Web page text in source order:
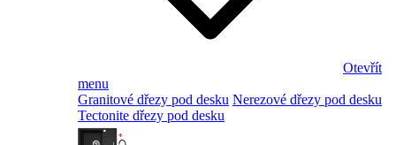
Otevřít
menu
Granitové dřezy pod desku Nerezové dřezy pod desku
Tectonite dřezy pod desku